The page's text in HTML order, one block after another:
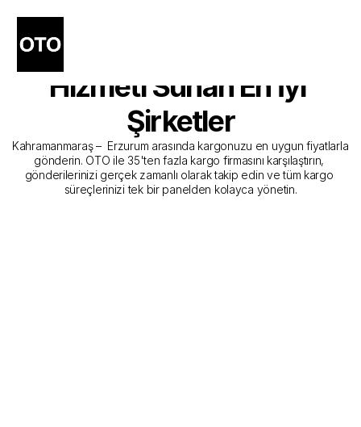
Kahramanmaraş -
Erzurum Kargo Gönderim
Hizmeti Sunan En İyi
Şirketler
Kahramanmaraş –  Erzurum arasında kargonuzu en uygun fiyatlarla
gönderin. OTO ile 35'ten fazla kargo firmasını karşılaştırın,
gönderilerinizi gerçek zamanlı olarak takip edin ve tüm kargo
süreçlerinizi tek bir panelden kolayca yönetin.